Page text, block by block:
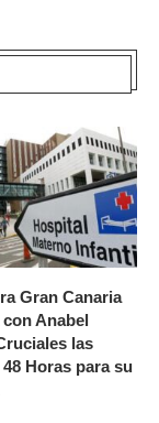
Gran Canaria
Anabel
las
Horas para su